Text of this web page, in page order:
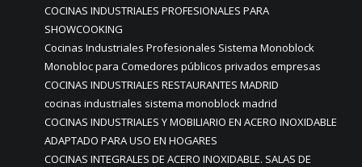
COCINAS INDUSTRIALES PROFESIONALES PARA
SHOWCOOKING
Cocinas Industriales Profesionales Sistema Monoblock
Monobloc para Comedores públicos privados empresas
COCINAS INDUSTRIALES RESTAURANTES MADRID
cocinas industriales sistema monoblock madrid
COCINAS INDUSTRIALES Y MOBILIARIO EN ACERO INOXIDABLE
ADAPTADO PARA USO EN HOGARES
COCINAS INTEGRALES DE ACERO INOXIDABLE. SALAS DE